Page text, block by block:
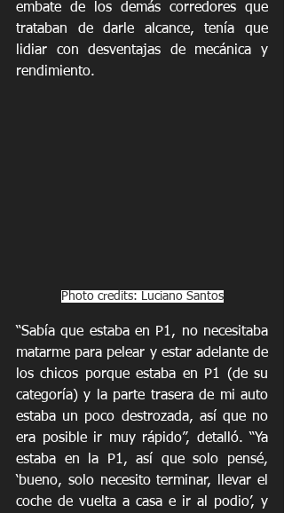
embate de los demás corredores que
trataban de darle alcance, tenía que
lidiar con desventajas de mecánica y
rendimiento.
Photo credits: Luciano Santos
“Sabía que estaba en P1, no necesitaba
matarme para pelear y estar adelante de
los chicos porque estaba en P1 (de su
categoría) y la parte trasera de mi auto
estaba un poco destrozada, así que no
era posible ir muy rápido”, detalló. “Ya
estaba en la P1, así que solo pensé,
‘bueno, solo necesito terminar, llevar el
coche de vuelta a casa e ir al podio’, y